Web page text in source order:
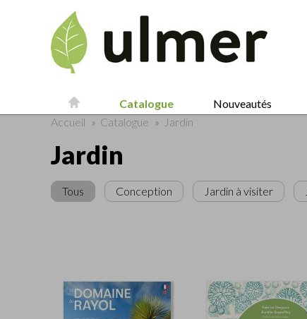
Catalogue Nouveautés
Accueil » Catalogue » Jardin
Jardin
Tous Conception Jardin à visiter